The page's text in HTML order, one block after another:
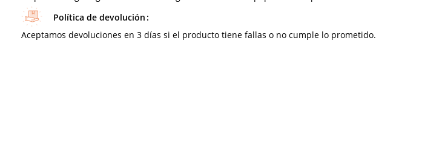
Política de devolución
Aceptamos devoluciones en 3 días si el producto tiene fallas o no cumple lo prometido.